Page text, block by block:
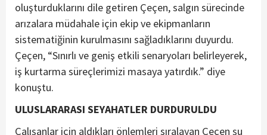
oluşturduklarını dile getiren Çeçen, salgın sürecinde
arızalara müdahale için ekip ve ekipmanların
sistematiğinin kurulmasını sağladıklarını duyurdu.
Çeçen, “Sınırlı ve geniş etkili senaryoları belirleyerek,
iş kurtarma süreçlerimizi masaya yatırdık.” diye
konuştu.
ULUSLARARASI SEYAHATLER DURDURULDU
Çalışanlar için aldıkları önlemleri sıralayan Çeçen şu